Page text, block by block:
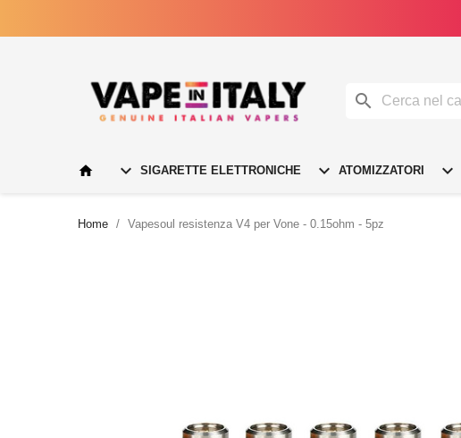

  SIGARETTE ELETTRONICHE  ATOMIZZATORI 
Home Vapesoul resistenza V4 per Vone - 0.15ohm - 5pz